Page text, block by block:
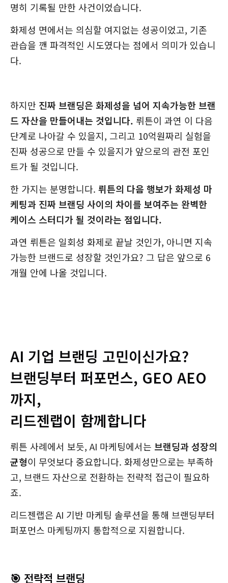
명히 기록될 만한 사건이었습니다.
화제성 면에서는 의심할 여지없는 성공이었고, 기존
관습을 깬 파격적인 시도였다는 점에서 의미가 있습니
다.
하지만 진짜 브랜딩은 화제성을 넘어 지속가능한 브랜
드 자산을 만들어내는 것입니다. 뤼튼이 과연 이 다음
단계로 나아갈 수 있을지, 그리고 10억원짜리 실험을
진짜 성공으로 만들 수 있을지가 앞으로의 관전 포인
트가 될 것입니다.
한 가지는 분명합니다. 뤼튼의 다음 행보가 화제성 마
케팅과 진짜 브랜딩 사이의 차이를 보여주는 완벽한
케이스 스터디가 될 것이라는 점입니다.
과연 뤼튼은 일회성 화제로 끝날 것인가, 아니면 지속
가능한 브랜드로 성장할 것인가요? 그 답은 앞으로 6
개월 안에 나올 것입니다.
AI 기업 브랜딩 고민이신가요?
브랜딩부터 퍼포먼스, GEO AEO
까지,
리드젠랩이 함께합니다
뤼튼 사례에서 보듯, AI 마케팅에서는 브랜딩과 성장의
균형이 무엇보다 중요합니다. 화제성만으로는 부족하
고, 브랜드 자산으로 전환하는 전략적 접근이 필요하
죠.
리드젠랩은 AI 기반 마케팅 솔루션을 통해 브랜딩부터
퍼포먼스 마케팅까지 통합적으로 지원합니다.
🎯 전략적 브랜딩